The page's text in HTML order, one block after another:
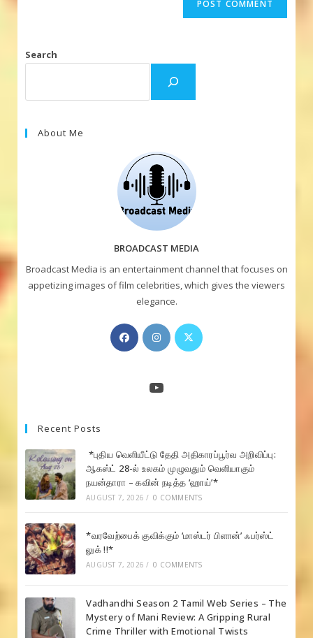
Search
About Me
BROADCAST MEDIA
Broadcast Media is an entertainment channel that focuses on
appetizing images of film celebrities, which gives the viewers
elegance.
Opens
in
new
Opens
in
Opens
YouTube
Recent Posts
*புதிய வெளியீட்டு தேதி அதிகாரப்பூர்வ அறிவிப்பு:
ஆகஸ்ட் 28-ல் உலகம் முழுவதும் வெளியாகும்
நயன்தாரா – கவின் நடித்த ‘ஹாய்’*
AUGUST 7, 2026 / 0 COMMENTS
*வரவேற்பைக் குவிக்கும் ‘மாஸ்டர் பிளான்’ ஃபர்ஸ்ட்
லுக் !!*
AUGUST 7, 2026 / 0 COMMENTS
Vadhandhi Season 2 Tamil Web Series – The
Mystery of Mani Review: A Gripping Rural
Crime Thriller with Emotional Twists